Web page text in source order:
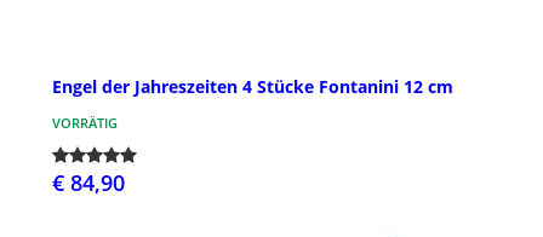
Engel der Jahreszeiten 4 Stücke Fontanini 12 cm
VORRÄTIG
€ 84,90